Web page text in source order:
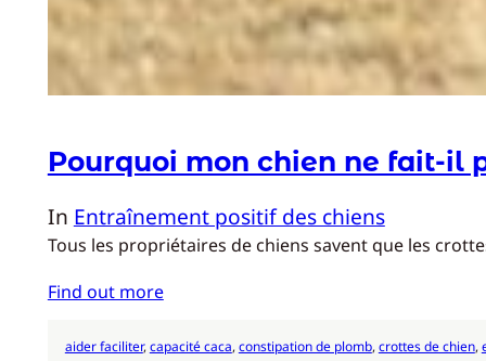
Pourquoi mon chien ne fait-il
In Entraînement positif des chiens
Tous les propriétaires de chiens savent que les
Find out more
aider faciliter, capacité caca, constipation de plomb, crottes de chien,